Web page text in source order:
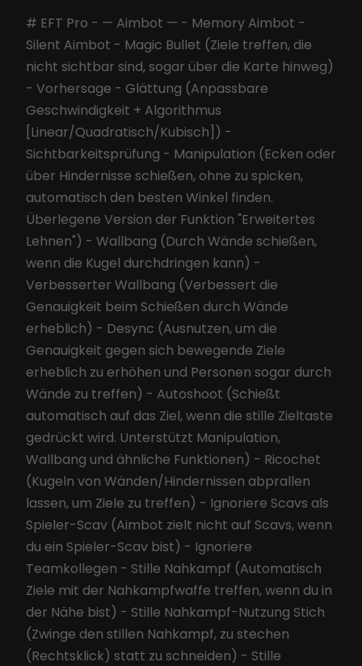
# EFT Pro - — Aimbot — - Memory Aimbot -
Silent Aimbot - Magic Bullet (Ziele treffen, die
nicht sichtbar sind, sogar über die Karte hinweg)
- Vorhersage - Glättung (Anpassbare
Geschwindigkeit + Algorithmus
[Linear/Quadratisch/Kubisch]) -
Sichtbarkeitsprüfung - Manipulation (Ecken oder
über Hindernisse schießen, ohne zu spicken,
automatisch den besten Winkel finden.
Überlegene Version der Funktion "Erweitertes
Lehnen") - Wallbang (Durch Wände schießen,
wenn die Kugel durchdringen kann) -
Verbesserter Wallbang (Verbessert die
Genauigkeit beim Schießen durch Wände
erheblich) - Desync (Ausnutzen, um die
Genauigkeit gegen sich bewegende Ziele
erheblich zu erhöhen und Personen sogar durch
Wände zu treffen) - Autoshoot (Schießt
automatisch auf das Ziel, wenn die stille Zieltaste
gedrückt wird. Unterstützt Manipulation,
Wallbang und ähnliche Funktionen) - Ricochet
(Kugeln von Wänden/Hindernissen abprallen
lassen, um Ziele zu treffen) - Ignoriere Scavs als
Spieler-Scav (Aimbot zielt nicht auf Scavs, wenn
du ein Spieler-Scav bist) - Ignoriere
Teamkollegen - Stille Nahkampf (Automatisch
Ziele mit der Nahkampfwaffe treffen, wenn du in
der Nähe bist) - Stille Nahkampf-Nutzung Stich
(Zwinge den stillen Nahkampf, zu stechen
(Rechtsklick) statt zu schneiden) - Stille